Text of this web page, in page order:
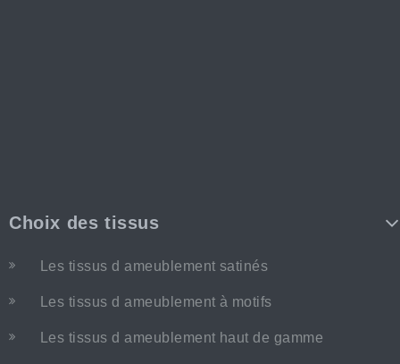
Choix des tissus
Les tissus d ameublement satinés
Les tissus d ameublement à motifs
Les tissus d ameublement haut de gamme